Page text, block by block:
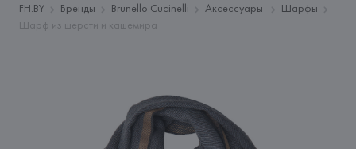
FH.BY Бренды Brunello Cucinelli Аксессуары
Шарфы
Шарф из шерсти и кашемира